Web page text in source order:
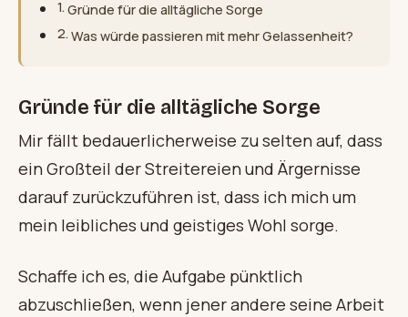
Gründe für die alltägliche Sorge
Was würde passieren mit mehr Gelassenheit?
Gründe für die alltägliche Sorge
Mir fällt bedauerlicherweise zu selten auf, dass
ein Großteil der Streitereien und Ärgernisse
darauf zurückzuführen ist, dass ich mich um
mein leibliches und geistiges Wohl sorge.
Schaffe ich es, die Aufgabe pünktlich
abzuschließen, wenn jener andere seine Arbeit